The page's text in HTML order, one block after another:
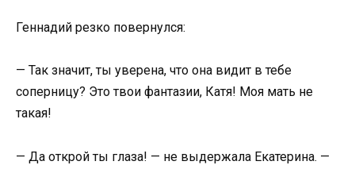
Геннадий резко повернулся:
— Так значит, ты уверена, что она видит в тебе
соперницу? Это твои фантазии, Катя! Моя мать не
такая!
— Да открой ты глаза! — не выдержала Екатерина. —